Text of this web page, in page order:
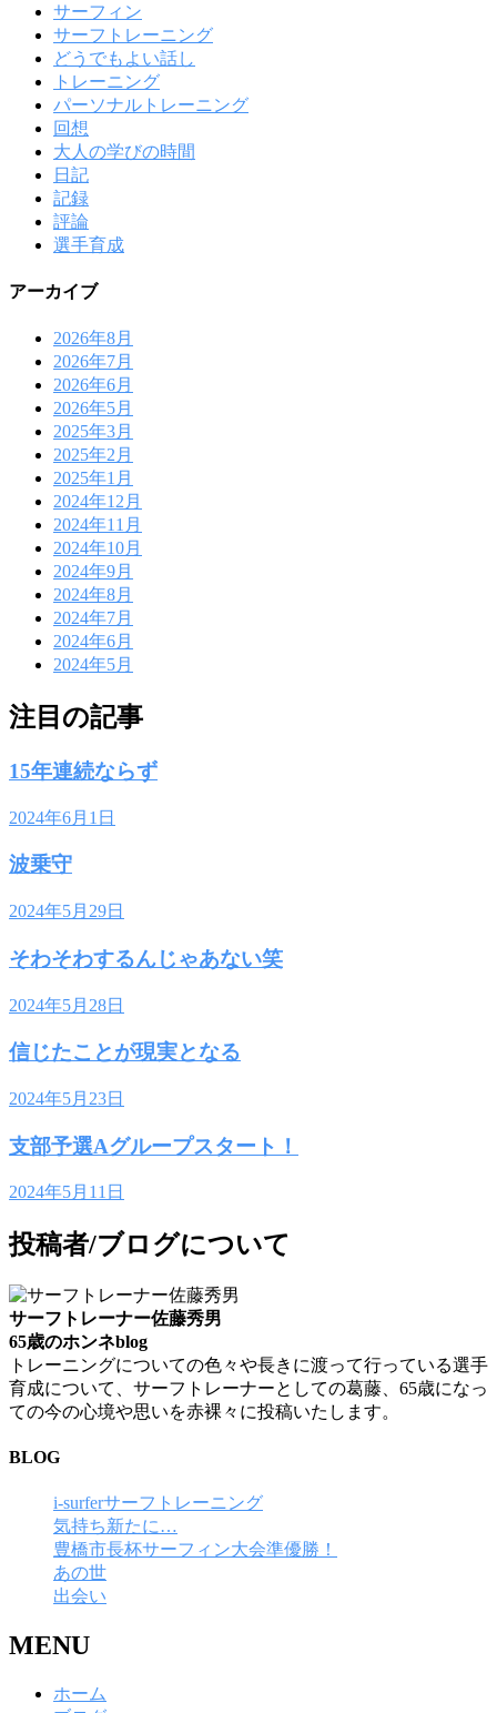
サーフィン
サーフトレーニング
どうでもよい話し
トレーニング
パーソナルトレーニング
回想
大人の学びの時間
日記
記録
評論
選手育成
アーカイブ
2026年8月
2026年7月
2026年6月
2026年5月
2025年3月
2025年2月
2025年1月
2024年12月
2024年11月
2024年10月
2024年9月
2024年8月
2024年7月
2024年6月
2024年5月
注目の記事
15年連続ならず
2024年6月1日
波乗守
2024年5月29日
そわそわするんじゃあない笑
2024年5月28日
信じたことが現実となる
2024年5月23日
支部予選Aグループスタート！
2024年5月11日
投稿者/ブログについて
サーフトレーナー佐藤秀男
65歳のホンネblog
トレーニングについての色々や長きに渡って行っている選手
育成について、サーフトレーナーとしての葛藤、65歳になっ
ての今の心境や思いを赤裸々に投稿いたします。
BLOG
i-surferサーフトレーニング
気持ち新たに…
豊橋市長杯サーフィン大会準優勝！
あの世
出会い
MENU
ホーム